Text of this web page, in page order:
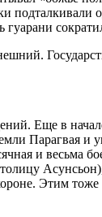
Еще в
Парагвая
и весьма
Этим тоже